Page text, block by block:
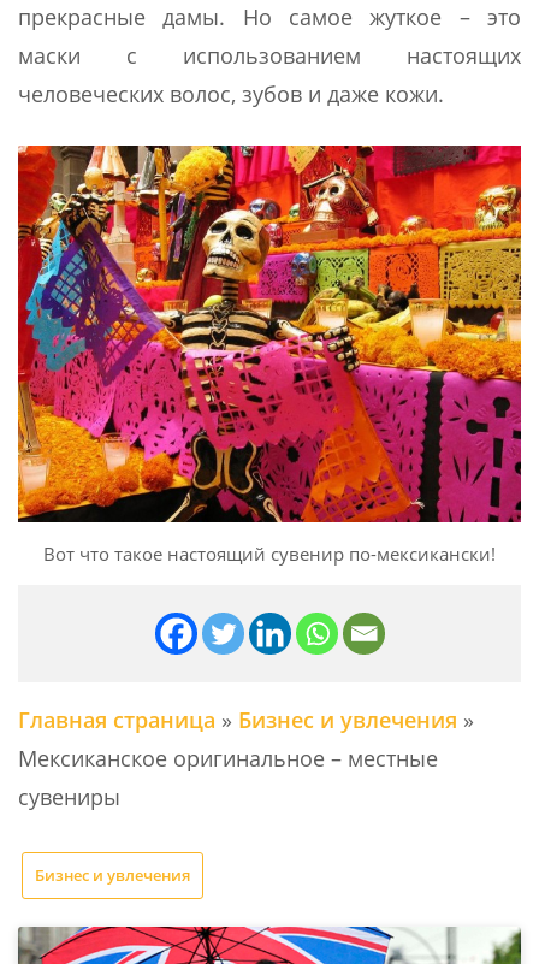
прекрасные дамы. Но самое жуткое – это
маски с использованием настоящих
человеческих волос, зубов и даже кожи.
Вот что такое настоящий сувенир по-мексикански!
Главная страница » Бизнес и увлечения »
Мексиканское оригинальное – местные
сувениры
Бизнес и увлечения